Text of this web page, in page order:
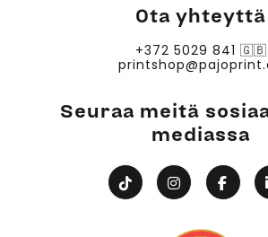
Ota yhteyttä
+372 5029 841 🇬🇧
Seuraa meitä
mediassa